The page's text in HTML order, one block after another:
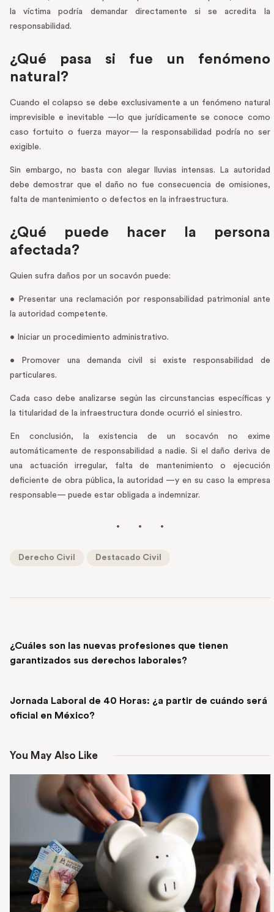
la víctima podría demandar directamente si se acredita la
responsabilidad.
¿Qué pasa si fue un fenómeno
natural?
Cuando el colapso se debe exclusivamente a un fenómeno natural
imprevisible e inevitable —lo que jurídicamente se conoce como
caso fortuito o fuerza mayor— la responsabilidad podría no ser
exigible.
Sin embargo, no basta con alegar lluvias intensas. La autoridad
debe demostrar que el daño no fue consecuencia de omisiones,
falta de mantenimiento o defectos en la infraestructura.
¿Qué puede hacer la persona
afectada?
Quien sufra daños por un socavón puede:
• Presentar una reclamación por responsabilidad patrimonial ante
la autoridad competente.
• Iniciar un procedimiento administrativo.
• Promover una demanda civil si existe responsabilidad de
particulares.
Cada caso debe analizarse según las circunstancias específicas y
la titularidad de la infraestructura donde ocurrió el siniestro.
En conclusión, la existencia de un socavón no exime
automáticamente de responsabilidad a nadie. Si el daño deriva de
una actuación irregular, falta de mantenimiento o ejecución
deficiente de obra pública, la autoridad —y en su caso la empresa
responsable— puede estar obligada a indemnizar.
Derecho Civil Destacado Civil
¿Cuáles son las nuevas profesiones que tienen
garantizados sus derechos laborales?
Jornada Laboral de 40 Horas: ¿a partir de cuándo será
oficial en México?
You May Also Like